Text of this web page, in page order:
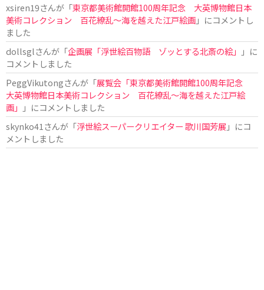
xsiren19さんが「東京都美術館開館100周年記念 大英博物館日本
美術コレクション 百花繚乱～海を越えた江戸絵画」にコメントし
ました
dollsglさんが「企画展「浮世絵百物語 ゾッとする北斎の絵」
」に
コメントしました
PeggVikutongさんが「展覧会「東京都美術館開館100周年記念
大英博物館日本美術コレクション 百花繚乱〜海を越えた江戸絵
画」
」にコメントしました
skynko41 さんが「浮世絵スーパークリエイター 歌川国芳展 」にコ
メントしました